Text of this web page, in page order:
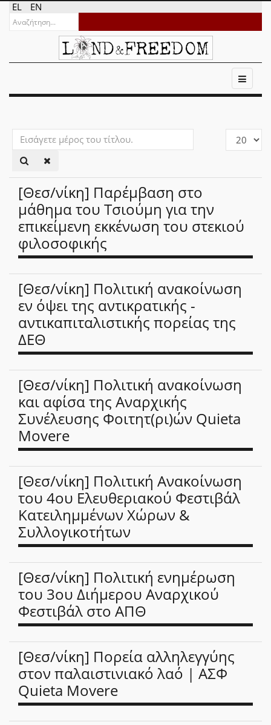
EL EN
Εισάγετε
μέρος
του
τίτλου.
Εμφάνιση
[Θεσ/νίκη] Παρέμβαση στο
μάθημα του Τσιούμη για την
επικείμενη εκκένωση του στεκιού
φιλοσοφικής
[Θεσ/νίκη] Πολιτική ανακοίνωση
εν όψει της αντικρατικής -
αντικαπιταλιστικής πορείας της
ΔΕΘ
[Θεσ/νίκη] Πολιτική ανακοίνωση
και αφίσα της Αναρχικής
Συνέλευσης Φοιτητ(ρι)ών Quieta
Movere
[Θεσ/νίκη] Πολιτική Ανακοίνωση
του 4ου Ελευθεριακού Φεστιβάλ
Κατειλημμένων Χώρων &
Συλλογικοτήτων
[Θεσ/νίκη] Πολιτική ενημέρωση
του 3ου Διήμερου Αναρχικού
Φεστιβάλ στο ΑΠΘ
[Θεσ/νίκη] Πορεία αλληλεγγύης
στον παλαιστινιακό λαό | ΑΣΦ
Quieta Movere